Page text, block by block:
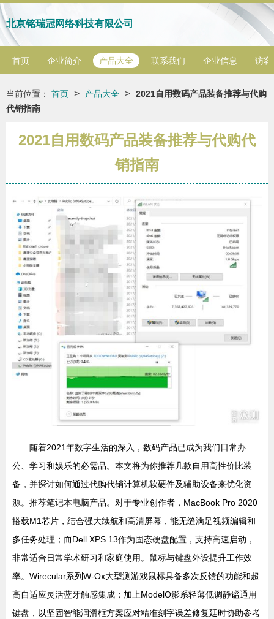
北京铭瑞冠网络科技有限公司
首页 企业简介 产品大全 联系我们 企业信息 访客
当前位置： 首页 > 产品大全 > 2021自用数码产品装备推荐与代购
代销指南
2021自用数码产品装备推荐与代购代
销指南
随着2021年数字生活的深入，数码产品已成为我们日常办
公、学习和娱乐的必需品。本文将为你推荐几款自用高性价比装
备，并探讨如何通过代购代销计算机软硬件及辅助设备来优化资
源。推荐笔记本电脑产品。对于专业创作者，MacBook Pro 2020
搭载M1芯片，结合强大续航和高清屏幕，能无缝满足视频编辑和
多任务处理；而Dell XPS 13作为固态硬盘配置，支持高速启动，
非常适合日常学术研习和家庭使用。鼠标与键盘外设提升工作效
率。Wirecular系列W-Ox大型测游戏鼠标具备多次反馈的功能和超
高自适应灵活蓝牙触感集成；加上ModelO影系轻薄低调静谧通用
键盘，以坚固智能润滑框方案应对精准刻字误差修复延时协助参考